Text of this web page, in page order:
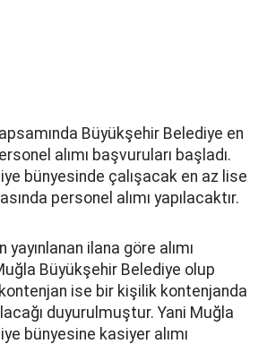
Büyükşehir Belediye en
alımı başvuruları başladı.
bünyesinde çalışacak en az lise
personel alımı yapılacaktır.
yayınlanan ilana göre alımı
Büyükşehir Belediye olup
ise bir kişilik kontenjanda
duyurulmuştur. Yani Muğla
bünyesine kasiyer alımı